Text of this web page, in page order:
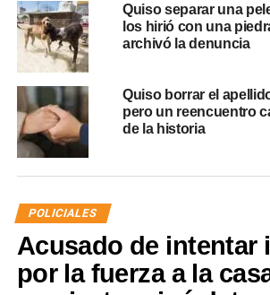
Quiso separar una
los hirió con una
archivó la denuncia
Quiso borrar el
pero un reencuentro
de la historia
POLICIALES
Acusado de intentar
por la fuerza a la